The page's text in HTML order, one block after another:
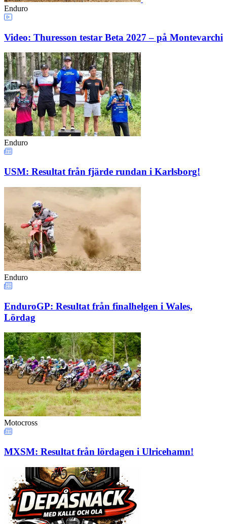
Enduro
Video: Thuresson testar Beta 2027 – på Montevarchi
Enduro
USM: Resultat från fjärde rundan i Karlsborg!
Enduro
EnduroGP: Resultat från finalhelgen i Wales,
Lördag
Motocross
MXSM: Resultat från lördagen i Ulricehamn!